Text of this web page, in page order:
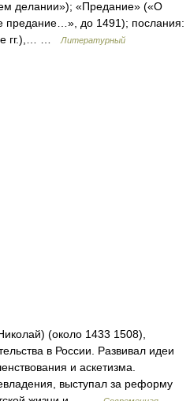
делании»); «Предание» («О
предание…», до 1491); послания:
е гг.),… …
Литературный
(около 1433 1508),
в России. Развивал идеи
и аскетизма.
выступал за реформу